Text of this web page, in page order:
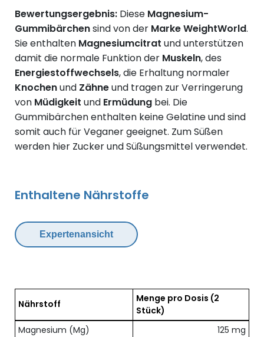
Bewertungsergebnis: Diese Magnesium-
Gummibärchensind von der Marke WeightWorld.
Sie enthalten Magnesiumcitrat und unterstützen
damit die normale Funktion der Muskeln, des
Energiestoffwechsels, die Erhaltung normaler
Knochenund Zähneund tragen zur Verringerung
von Müdigkeit und Ermüdung bei. Die
Gummibärchen enthalten keine Gelatine und sind
somit auch für Veganer geeignet. Zum Süßen
werden hier Zucker und Süßungsmittel verwendet.
Enthaltene Nährstoffe
Expertenansicht
Übersicht der enthaltenen Nährstoffe pro Dosis
Nährstoff Menge pro Dosis (2
Stück)
Magnesium (Mg)
125 mg